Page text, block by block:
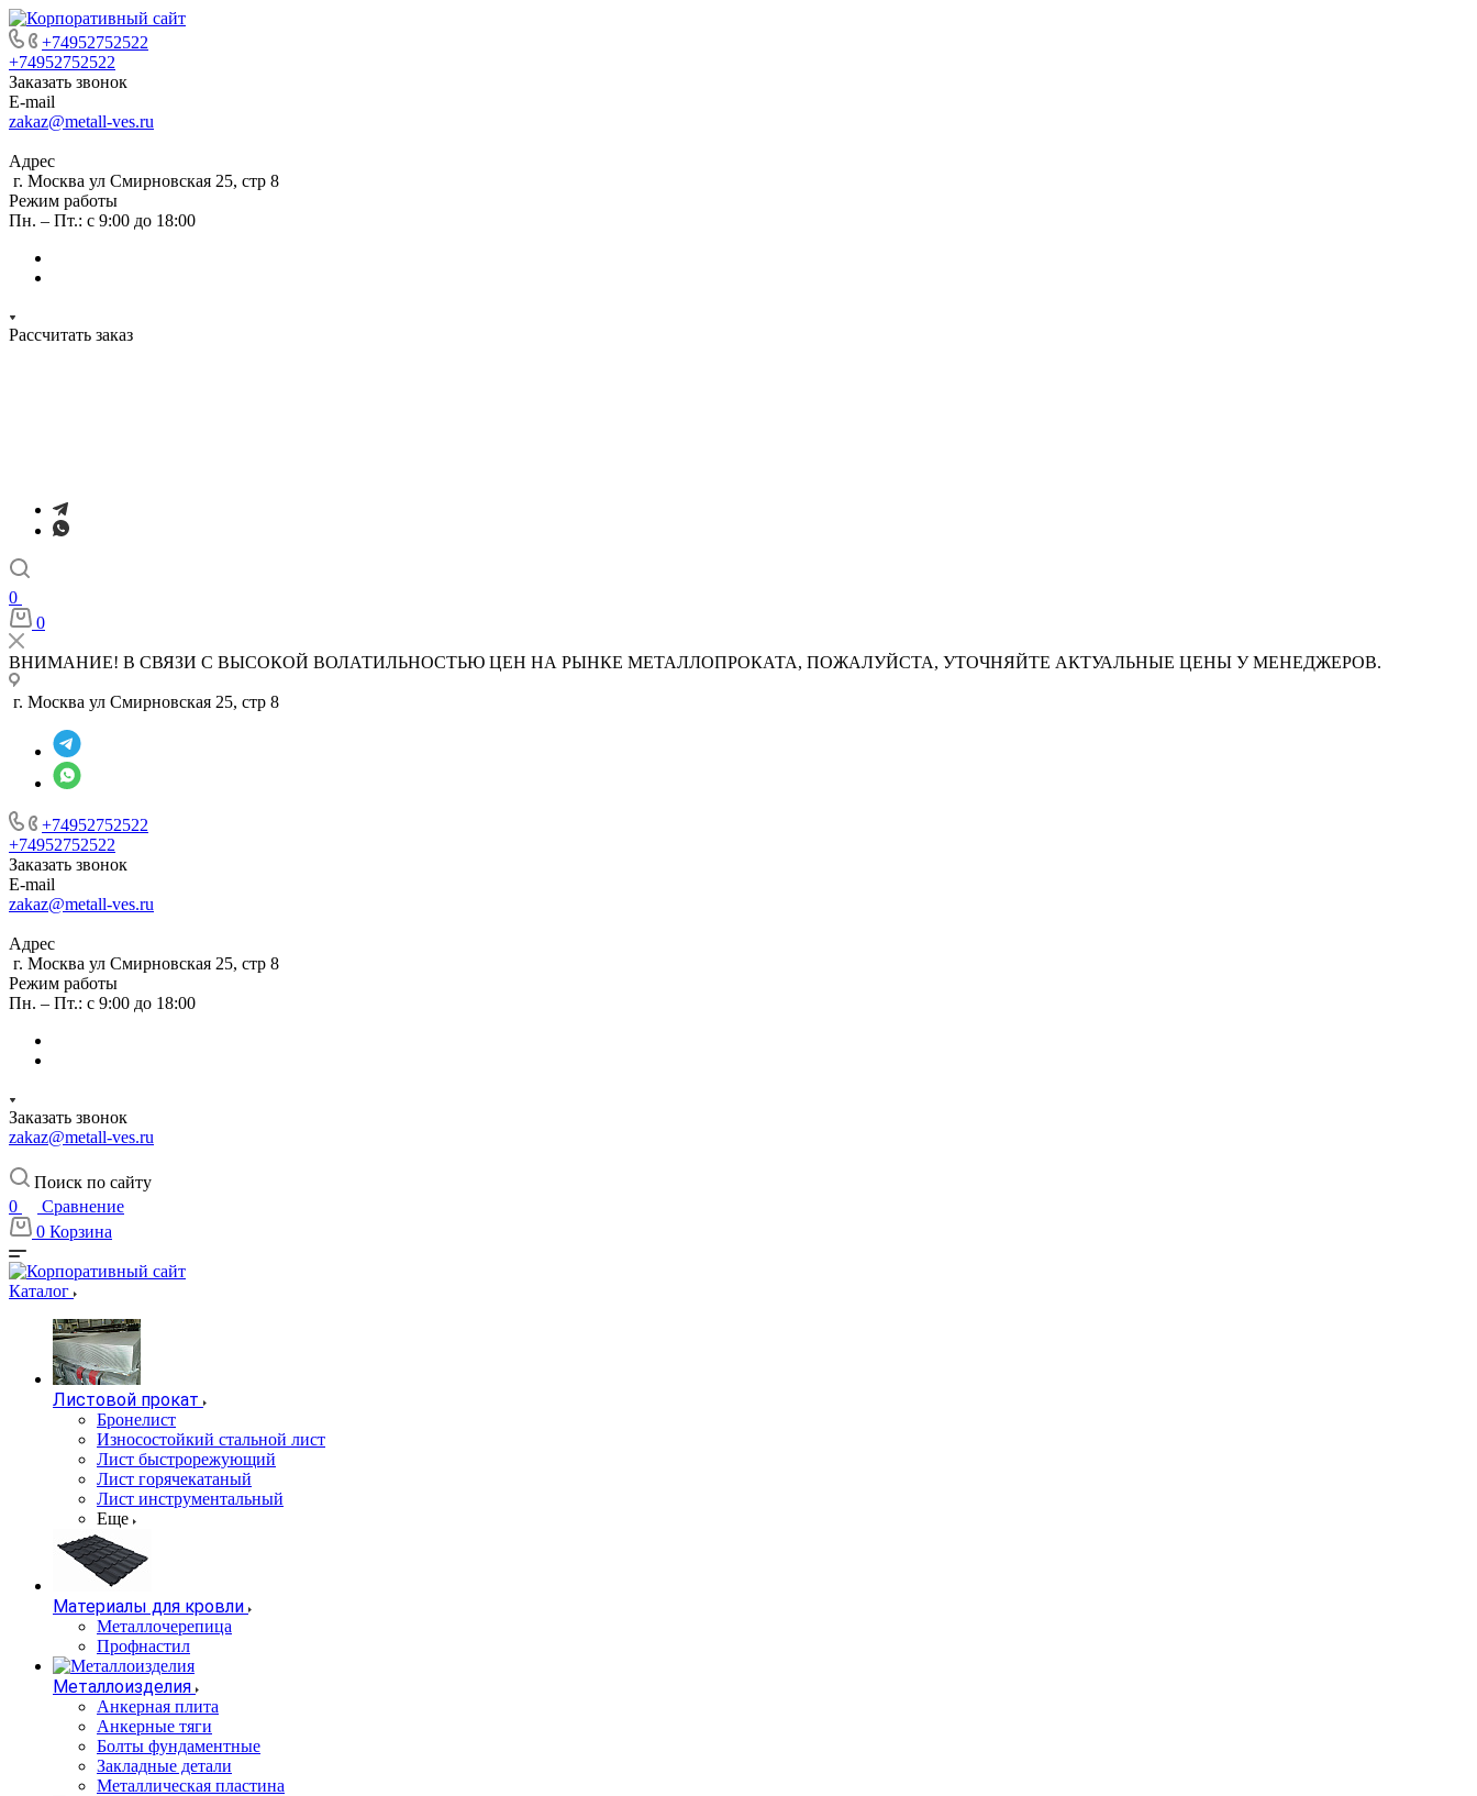
+74952752522
+74952752522
Заказать звонок
E-mail
zakaz@metall-ves.ru
Адрес
г. Москва ул Смирновская 25, стр 8
Режим работы
Пн. – Пт.: с 9:00 до 18:00
Рассчитать заказ
0
0
ВНИМАНИЕ! В СВЯЗИ С ВЫСОКОЙ ВОЛАТИЛЬНОСТЬЮ ЦЕН НА РЫНКЕ МЕТАЛЛОПРОКАТА, ПОЖАЛУЙСТА, УТОЧНЯЙТЕ АКТУАЛЬНЫЕ ЦЕНЫ У МЕНЕДЖЕРОВ.
г. Москва ул Смирновская 25, стр 8
+74952752522
+74952752522
Заказать звонок
E-mail
zakaz@metall-ves.ru
Адрес
г. Москва ул Смирновская 25, стр 8
Режим работы
Пн. – Пт.: с 9:00 до 18:00
Заказать звонок
zakaz@metall-ves.ru
Поиск по сайту
0
Сравнение
0 Корзина
Каталог
Листовой прокат
Бронелист
Износостойкий стальной лист
Лист быстрорежующий
Лист горячекатаный
Лист инструментальный
Еще
Материалы для кровли
Металлочерепица
Профнастил
Металлоизделия
Анкерная плита
Анкерные тяги
Болты фундаментные
Закладные детали
Металлическая пластина